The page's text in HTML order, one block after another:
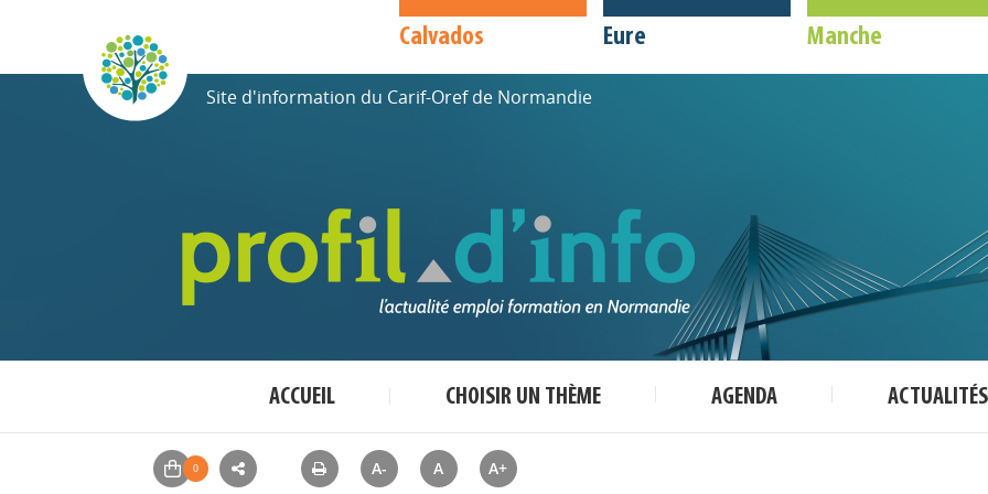
Calvados Eure Manche
Site d'information du Carif-Oref de Normandie
ACCUEIL CHOISIR UN THÈME AGENDA ACTUALITÉS
A- A A+